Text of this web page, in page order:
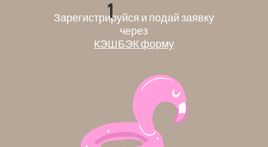
1
Зарегистрируйся и подай заявку
через
КЭШБЭК форму